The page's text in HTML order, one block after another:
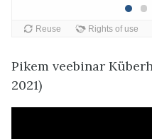
Pikem veebinar
2021)